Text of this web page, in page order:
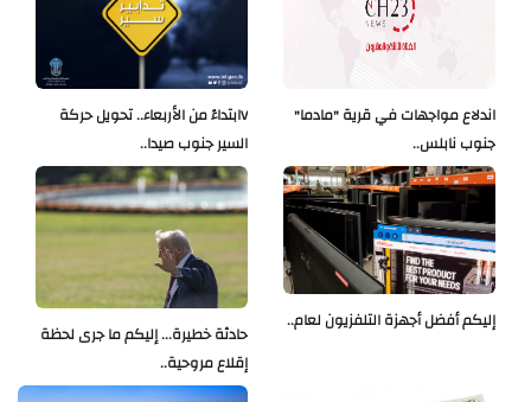
Vابتداءً من الأربعاء.. تحويل حركة
السير جنوب صيدا..
اندلاع مواجهات في قرية "مادما"
جنوب نابلس..
حادثة خطيرة... إليكم ما جرى لحظة
إقلاع مروحية..
إليكم أفضل أجهزة التلفزيون لعام..